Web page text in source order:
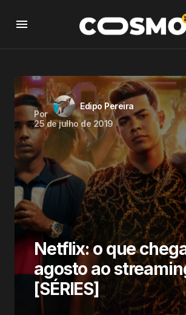
Por
Edipo Pereira
25 de julho de 2019
Netflix: o que
agosto ao
[SÉRIES]